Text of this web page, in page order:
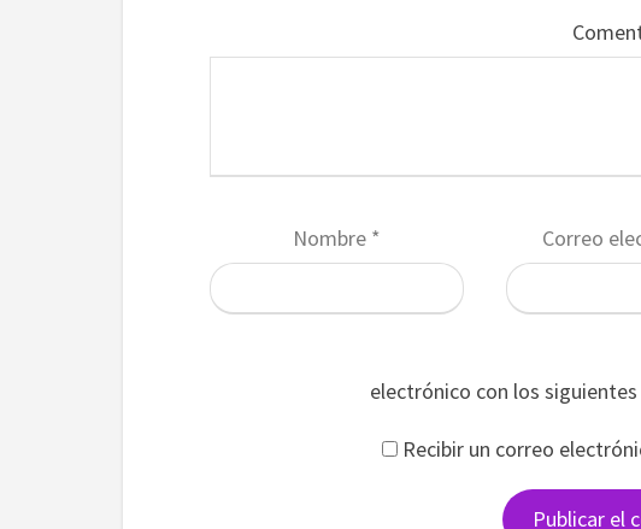
Nombre * Correo
electrónico con los
Recibir un correo